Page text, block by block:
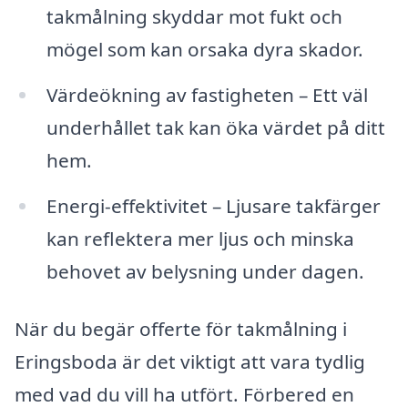
takmålning skyddar mot fukt och
mögel som kan orsaka dyra skador.
Värdeökning av fastigheten – Ett väl
underhållet tak kan öka värdet på ditt
hem.
Energi-effektivitet – Ljusare takfärger
kan reflektera mer ljus och minska
behovet av belysning under dagen.
När du begär offerte för takmålning i
Eringsboda är det viktigt att vara tydlig
med vad du vill ha utfört. Förbered en